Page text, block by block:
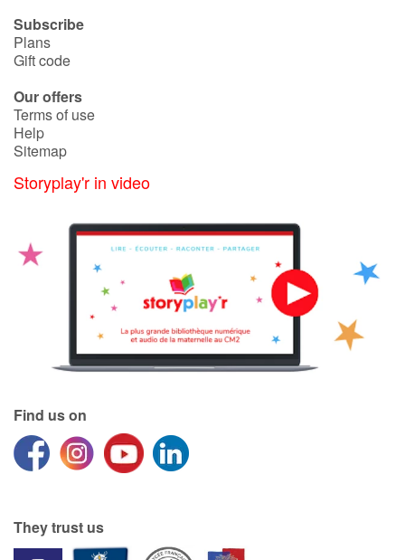
Subscribe
Plans
Gift code
Our offers
Terms of use
Help
Sitemap
Storyplay'r in video
Find us on
They trust us